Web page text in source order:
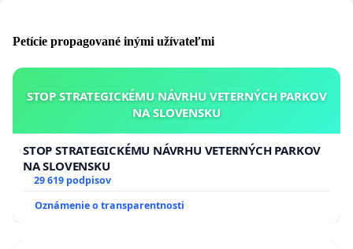
Petície propagované inými užívateľmi
STOP STRATEGICKÉMU NÁVRHU VETERNÝCH PARKOV
NA SLOVENSKU
STOP STRATEGICKÉMU NÁVRHU VETERNÝCH PARKOV
NA SLOVENSKU
29 619 podpisov
Oznámenie o transparentnosti